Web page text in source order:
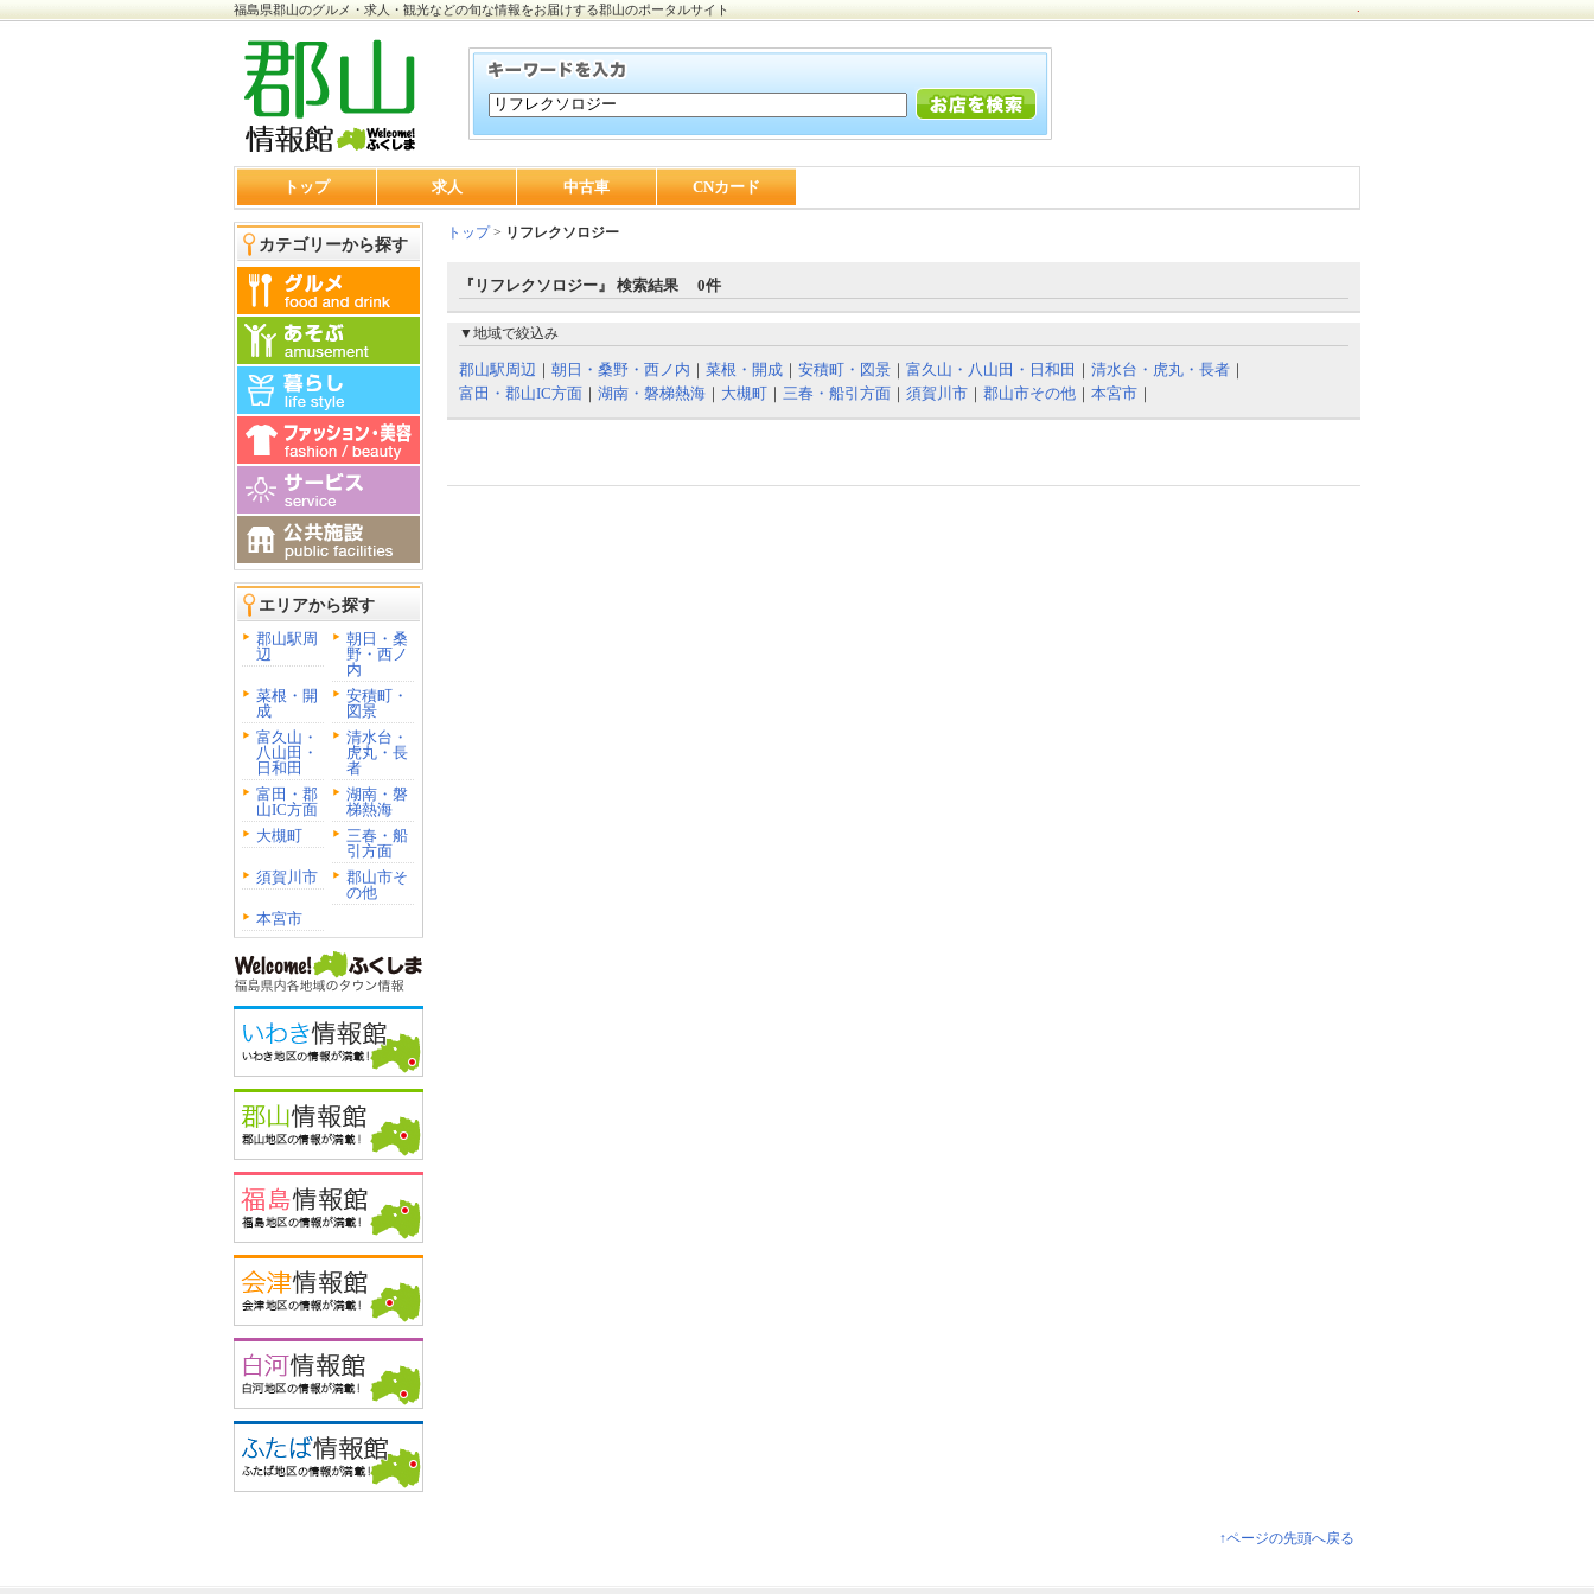
福島県郡山のグルメ・求人・観光などの旬な情報をお届けする郡山のポータルサイト
トップ 求人 中古車 CNカード
カテゴリーから探す
エリアから探す
郡山駅周
辺
朝日・桑
野・西ノ
内
菜根・開
成
安積町・
図景
富久山・
八山田・
日和田
清水台・
虎丸・長
者
富田・郡
山IC方面
湖南・磐
梯熱海
大槻町
三春・船
引方面
須賀川市
郡山市そ
の他
本宮市
トップ> リフレクソロジー
『リフレクソロジー』 検索結果 0件
▼地域で絞込み
郡山駅周辺 ｜ 朝日・桑野・西ノ内 ｜ 菜根・開成 ｜ 安積町・図景 ｜ 富久山・八山田・日和田 ｜ 清水台・虎丸・長者 ｜
富田・郡山IC方面 ｜ 湖南・磐梯熱海 ｜ 大槻町 ｜ 三春・船引方面 ｜ 須賀川市 ｜ 郡山市その他 ｜ 本宮市 ｜
↑ページの先頭へ戻る